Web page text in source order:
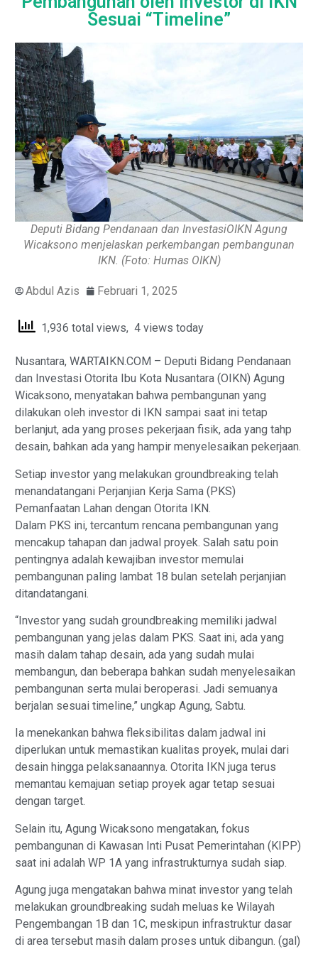
Sesuai “Timeline”
Deputi Bidang Pendanaan dan InvestasiOIKN Agung
Wicaksono menjelaskan perkembangan pembangunan
IKN. (Foto: Humas OIKN)
Abdul Azis Februari 1, 2025
1,936 total views, 4 views today
Nusantara, WARTAIKN.COM – Deputi Bidang Pendanaan
dan Investasi Otorita Ibu Kota Nusantara (OIKN) Agung
Wicaksono, menyatakan bahwa pembangunan yang
dilakukan oleh investor di IKN sampai saat ini tetap
berlanjut, ada yang proses pekerjaan fisik, ada yang tahp
desain, bahkan ada yang hampir menyelesaikan pekerjaan.
Setiap investor yang melakukan groundbreaking telah
menandatangani Perjanjian Kerja Sama (PKS)
Pemanfaatan Lahan dengan Otorita IKN.
Dalam PKS ini, tercantum rencana pembangunan yang
mencakup tahapan dan jadwal proyek. Salah satu poin
pentingnya adalah kewajiban investor memulai
pembangunan paling lambat 18 bulan setelah perjanjian
ditandatangani.
“Investor yang sudah groundbreaking memiliki jadwal
pembangunan yang jelas dalam PKS. Saat ini, ada yang
masih dalam tahap desain, ada yang sudah mulai
membangun, dan beberapa bahkan sudah menyelesaikan
pembangunan serta mulai beroperasi. Jadi semuanya
berjalan sesuai timeline,” ungkap Agung, Sabtu.
Ia menekankan bahwa fleksibilitas dalam jadwal ini
diperlukan untuk memastikan kualitas proyek, mulai dari
desain hingga pelaksanaannya. Otorita IKN juga terus
memantau kemajuan setiap proyek agar tetap sesuai
dengan target.
Selain itu, Agung Wicaksono mengatakan, fokus
pembangunan di Kawasan Inti Pusat Pemerintahan (KIPP)
saat ini adalah WP 1A yang infrastrukturnya sudah siap.
Agung juga mengatakan bahwa minat investor yang telah
melakukan groundbreaking sudah meluas ke Wilayah
Pengembangan 1B dan 1C, meskipun infrastruktur dasar
di area tersebut masih dalam proses untuk dibangun. (gal)